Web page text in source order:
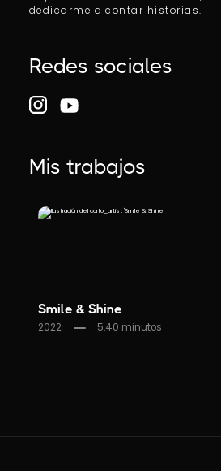
dedicarme a contar historias.
Redes sociales
Mis trabajos
Smile & Shine
2022 5.40 minutos